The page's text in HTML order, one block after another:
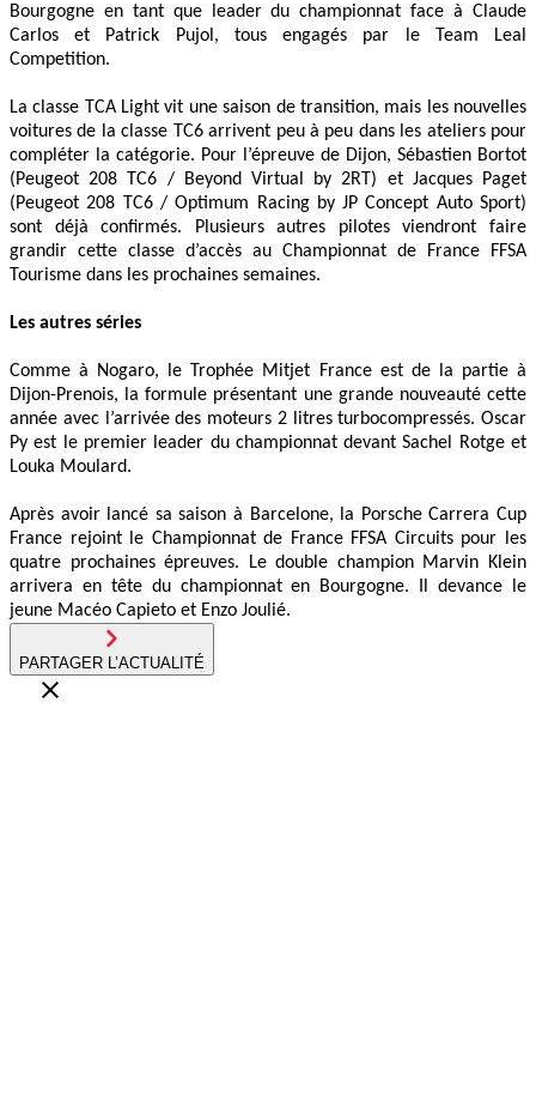
Bourgogne en tant que leader du championnat face à Claude
Carlos et Patrick Pujol, tous engagés par le Team Leal
Competition.
La classe TCA Light vit une saison de transition, mais les nouvelles
voitures de la classe TC6 arrivent peu à peu dans les ateliers pour
compléter la catégorie. Pour l’épreuve de Dijon, Sébastien Bortot
(Peugeot 208 TC6 / Beyond Virtual by 2RT) et Jacques Paget
(Peugeot 208 TC6 / Optimum Racing by JP Concept Auto Sport)
sont déjà confirmés. Plusieurs autres pilotes viendront faire
grandir cette classe d’accès au Championnat de France FFSA
Tourisme dans les prochaines semaines.
Les autres séries
Comme à Nogaro, le Trophée Mitjet France est de la partie à
Dijon-Prenois, la formule présentant une grande nouveauté cette
année avec l’arrivée des moteurs 2 litres turbocompressés. Oscar
Py est le premier leader du championnat devant Sachel Rotge et
Louka Moulard.
Après avoir lancé sa saison à Barcelone, la Porsche Carrera Cup
France rejoint le Championnat de France FFSA Circuits pour les
quatre prochaines épreuves. Le double champion Marvin Klein
arrivera en tête du championnat en Bourgogne. Il devance le
jeune Macéo Capieto et Enzo Joulié.
PARTAGER L’ACTUALITÉ